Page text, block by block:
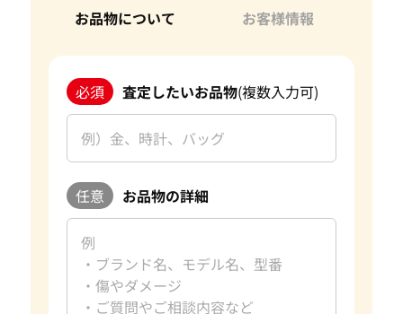
お品物について
お客様情報
必須 査定したいお品物(複数入力可)
任意 お品物の詳細